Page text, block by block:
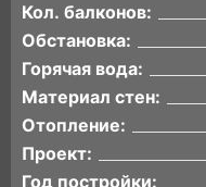
Кол. балконов:
Обстановка:
Горячая вода:
Материал стен:
Отопление:
Проект:
Год постройки: